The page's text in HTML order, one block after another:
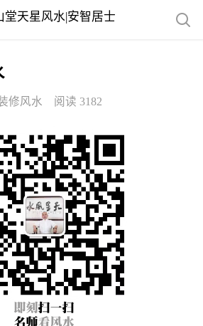
堂天星风水|安智居士
修风水 阅读 3182